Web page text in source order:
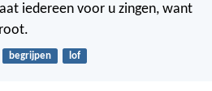
iedereen voor u zingen, want
begrijpen lof